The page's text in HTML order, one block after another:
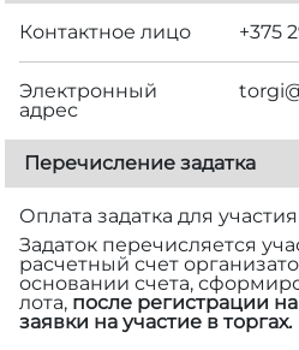
Контактное лицо +375
Электронный
адрес
Перечисление задатка
Оплата задатка для
Задаток перечисляется
расчетный счет
основании счета,
лота, после регистрации
заявки на участие в торгах.